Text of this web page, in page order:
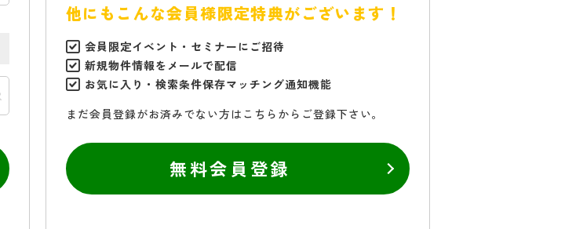
他にもこんな会員様限定特典がございます！
会員限定イベント・セミナーにご招待
新規物件情報をメールで配信
お気に入り・検索条件保存マッチング通知機能
まだ会員登録がお済みでない方はこちらからご登録下さい。
無料会員登録